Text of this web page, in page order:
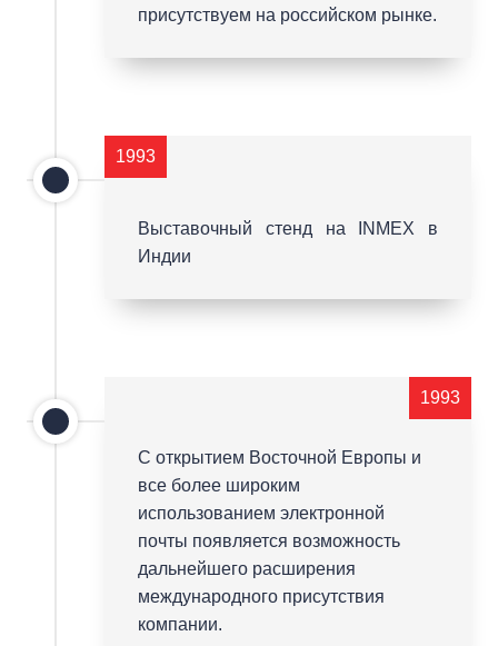
присутствуем на российском рынке.
1993
Выставочный стенд на INMEX в
Индии
1993
С открытием Восточной Европы и
все более широким
использованием электронной
почты появляется возможность
дальнейшего расширения
международного присутствия
компании.